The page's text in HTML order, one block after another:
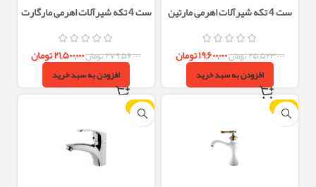
ست 4 تکه شیرآلات اهرمی مارتین
کروم البرز روز
۲۵,۵۲۳,۰۰۰تومان۱۹,۶۰۰,۰۰۰تومان
افزودن به سبد خرید
ست 4 تکه شیرآلات اهرمی مارگارت
سفید طلایی البرز روز
۲۷,۹۵۶,۰۰۰تومان۲۱,۵۰۰,۰۰۰تومان
افزودن به سبد خرید
-23%
-23%